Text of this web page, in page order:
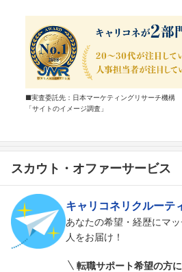
■実査委託先：日本マーケティングリサーチ機
「サイトのイメージ調査」
スカウト・オファーサービス
キャリコネリクルーテ
あなたの希望・経歴にマ
人をお届け！
転職サポート希望の方